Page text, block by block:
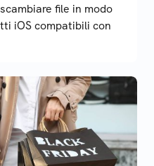
file in modo
iOS compatibili con